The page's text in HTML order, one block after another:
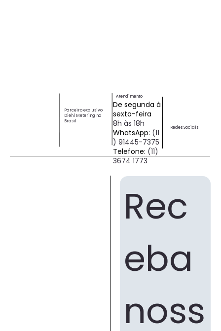
Atendimento
De segunda à
sexta-feira
8h às 18h
WhatsApp: (11
) 91445-7375
Telefone: (11)
3674 1773
Parceiro exclusivo
Diehl Metering no
Brasil
Redes Sociais
Rec
eba
noss